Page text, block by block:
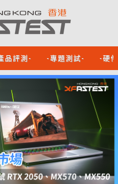
品評測- -專題測試- -硬